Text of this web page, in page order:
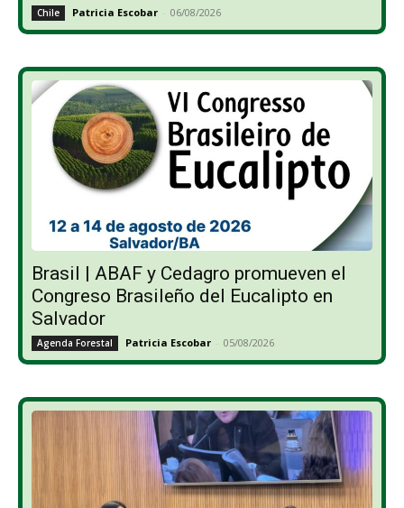
Chile Patricia Escobar - 06/08/2026
Brasil | ABAF y Cedagro promueven el
Congreso Brasileño del Eucalipto en
Salvador
Agenda Forestal Patricia Escobar - 05/08/2026